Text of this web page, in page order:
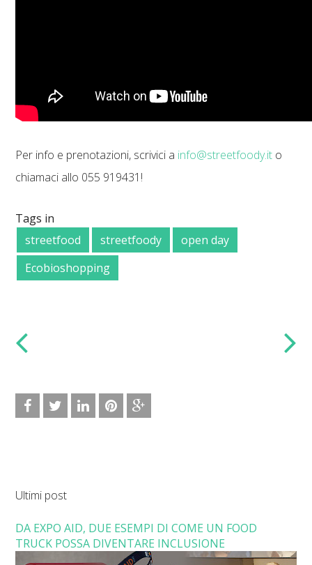
Per info e prenotazioni, scrivici a info@streetfoody.it o
chiamaci allo 055 919431!
Tags in
streetfood
streetfoody
open day
Ecobioshopping
Ultimi post
DA EXPO AID, DUE ESEMPI DI COME UN FOOD
TRUCK POSSA DIVENTARE INCLUSIONE